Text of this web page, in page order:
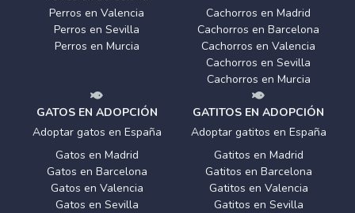
Perros en Valencia
Perros en Sevilla
Perros en Murcia
Cachorros en Madrid
Cachorros en Barcelona
Cachorros en Valencia
Cachorros en Sevilla
Cachorros en Murcia
GATOS EN ADOPCIÓN
Adoptar gatos en España
Gatos en Madrid
Gatos en Barcelona
Gatos en Valencia
Gatos en Sevilla
GATITOS EN ADOPCIÓN
Adoptar gatitos en España
Gatitos en Madrid
Gatitos en Barcelona
Gatitos en Valencia
Gatitos en Sevilla